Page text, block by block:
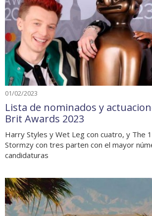
01/02/2023
Lista de nominados y
Brit Awards 2023
Harry Styles y Wet Leg con cuatro, y The
Stormzy con tres parten con el mayor
candidaturas